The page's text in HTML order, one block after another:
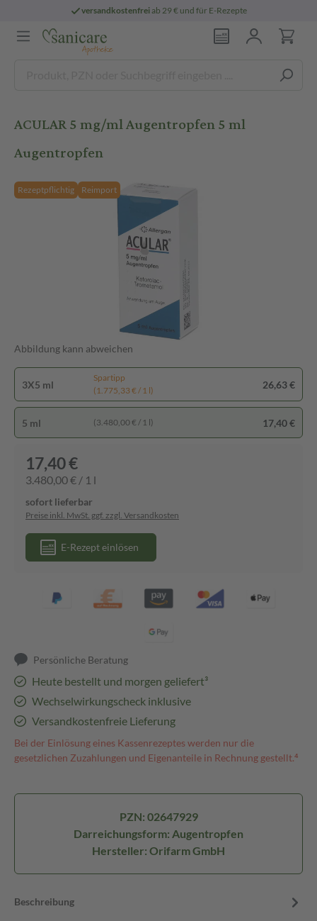
versandkostenfreiab 29 € und für E-Rezepte
ACULAR 5 mg/ml Augentropfen 5 ml
Augentropfen
Rezeptpflichtig Reimport
Abbildung kann abweichen
3X5 ml
Spartipp
(1.775,33 € / 1 l)
26,63 €
5 ml (3.480,00 € / 1 l) 17,40 €
17,40 €
3.480,00 € / 1 l
sofort lieferbar
Preise inkl. MwSt. ggf. zzgl. Versandkosten
E-Rezept einlösen
Persönliche Beratung
Heute bestellt und morgen geliefert³
Wechselwirkungscheck inklusive
Versandkostenfreie Lieferung
Bei der Einlösung eines Kassenrezeptes werden nur die
gesetzlichen Zuzahlungen und Eigenanteile in Rechnung gestellt.⁴
PZN: 02647929
Darreichungsform: Augentropfen
Hersteller: Orifarm GmbH
Beschreibung